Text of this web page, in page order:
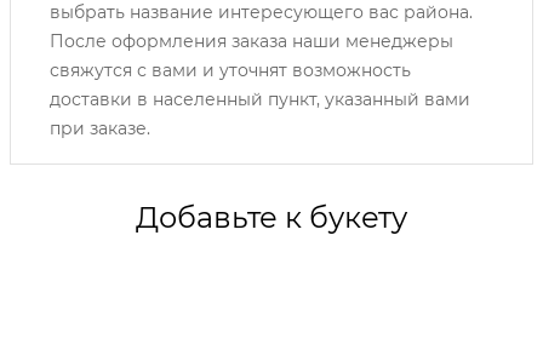
выбрать название интересующего вас района.
После оформления заказа наши менеджеры
свяжутся с вами и уточнят возможность
доставки в населенный пункт, указанный вами
при заказе.
Добавьте к букету